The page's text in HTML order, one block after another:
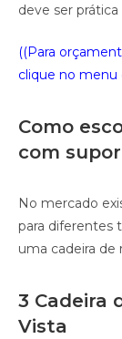
deve ser
((Para
clique no menu
Como
com
No mercado
para diferentes
uma cadeira de
3 Cadeira
Vista